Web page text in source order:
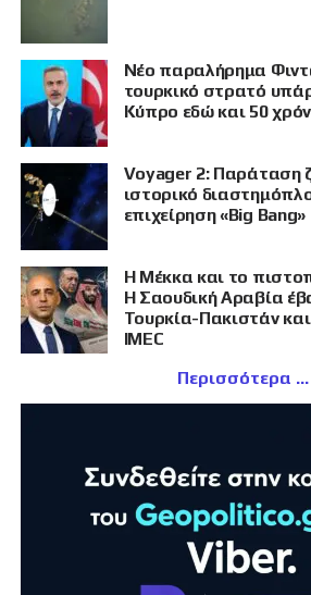
Νέο παραλήρημα
τουρκικό στρατό
Κύπρο εδώ και 50
Voyager 2: Παράταση
ιστορικό
επιχείρηση «Big Bang»
Η Μέκκα και το
Η Σαουδική Αραβία
Τουρκία-Πακιστάν
IMEC
Περισσότερα